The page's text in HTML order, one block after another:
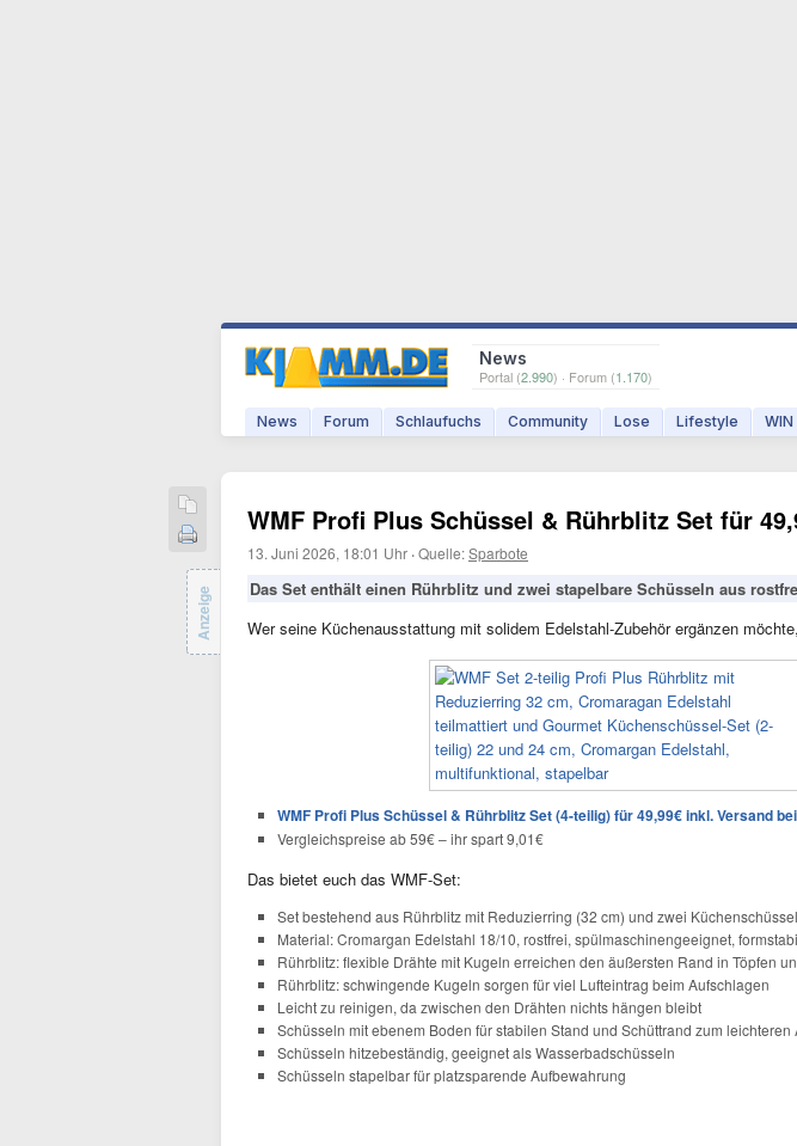
News
Portal (2.990) · Forum (1.170)
News Forum Schlaufuchs Community Lose Lifestyle WIN
WMF Profi Plus Schüssel & Rührblitz Set für
13. Juni 2026, 18:01 Uhr ·Quelle:Sparbote
Das Set enthält einen Rührblitz und zwei stapelbare Schüsseln aus
Wer seine Küchenausstattung mit solidem Edelstahl-Zubehör ergänzen
WMF Profi Plus Schüssel & Rührblitz Set (4-teilig) für 49,99€ inkl. Versand
Vergleichspreise ab 59€ – ihr spart 9,01€
Das bietet euch das WMF-Set:
Set bestehend aus Rührblitz mit Reduzierring (32 cm) und zwei
Material: Cromargan Edelstahl 18/10, rostfrei, spülmaschinengeeignet,
Rührblitz: flexible Drähte mit Kugeln erreichen den äußersten Rand in Töpfen
Rührblitz: schwingende Kugeln sorgen für viel Lufteintrag beim Aufschlagen
Leicht zu reinigen, da zwischen den Drähten nichts hängen bleibt
Schüsseln mit ebenem Boden für stabilen Stand und Schüttrand zum leichteren
Schüsseln hitzebeständig, geeignet als Wasserbadschüsseln
Schüsseln stapelbar für platzsparende Aufbewahrung
Anzeige